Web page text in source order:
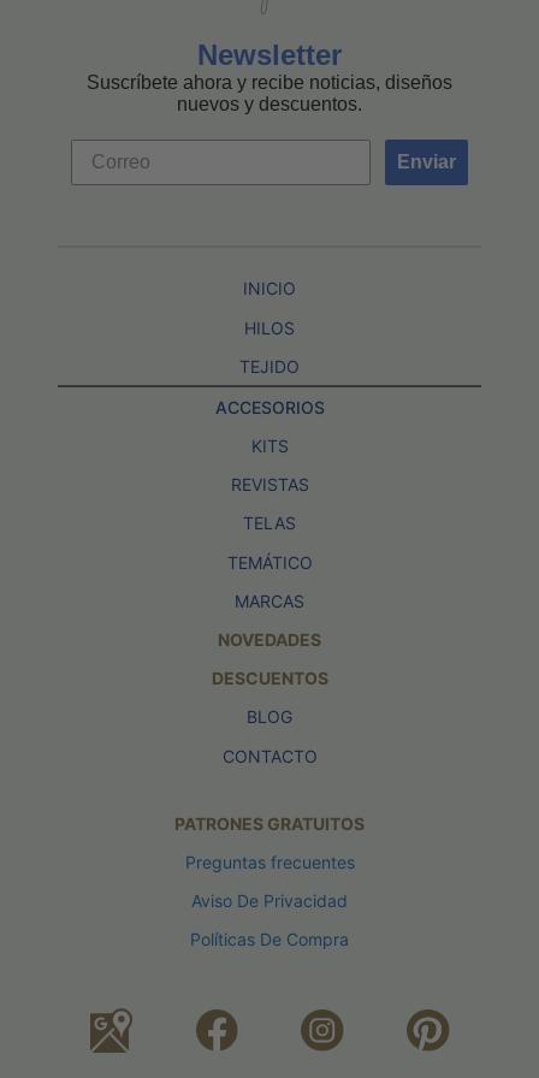
Newsletter
Suscríbete ahora y recibe noticias, diseños
nuevos y descuentos.
Enviar
INICIO
HILOS
TEJIDO
ACCESORIOS
KITS
REVISTAS
TELAS
TEMÁTICO
MARCAS
NOVEDADES
DESCUENTOS
BLOG
CONTACTO
PATRONES GRATUITOS
Preguntas frecuentes
Aviso De Privacidad
Políticas De Compra